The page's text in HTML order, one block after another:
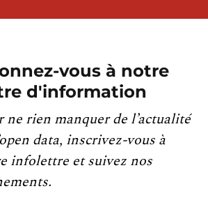
vous à notre
d'information
ne rien manquer de l’actualité
data, inscrivez-vous à
infolettre et suivez nos